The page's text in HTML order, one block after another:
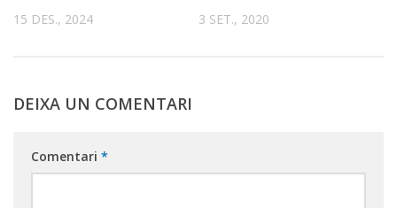
15 DES., 2024 3 SET., 2020
DEIXA UN COMENTARI
Comentari *